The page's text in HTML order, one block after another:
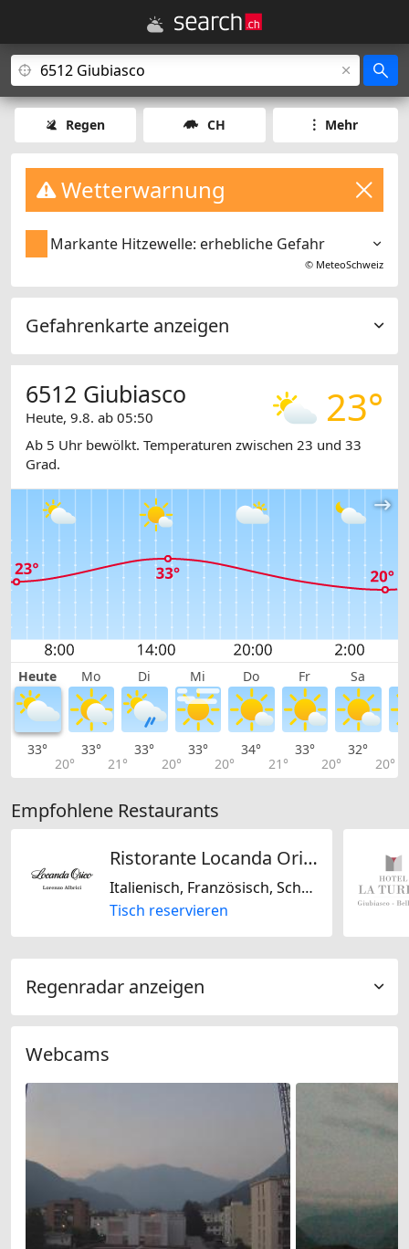
Regen CH Mehr
Wetterwarnung
Markante Hitzewelle: erhebliche Gefahr
© MeteoSchweiz
Gefahrenkarte anzeigen
23°
6512 Giubiasco
Heute, 9.8. ab 05:50
Ab 5 Uhr bewölkt. Temperaturen zwischen 23 und 33
Grad.
Heute Mo Di Mi Do Fr Sa
33°
20°
33°
21°
33°
20°
33°
20°
34°
21°
33°
20°
32°
20°
Empfohlene Restaurants
Ristorante Locanda Orico da Albrici
Italienisch, Französisch, Schweizerisch
Tisch reservieren
Regenradar anzeigen
Webcams